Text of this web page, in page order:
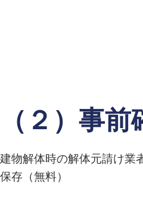
（２）事
建物解体時の解体元請け業
保存（無料）